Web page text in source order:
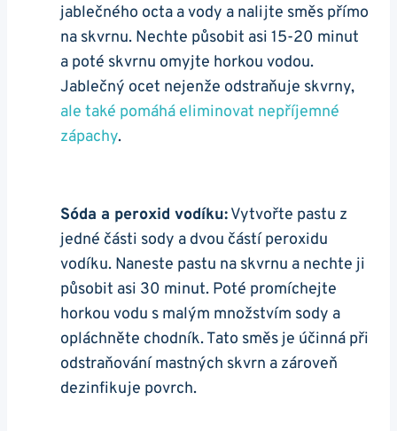
jablečného octa a vody a nalijte směs přímo
na skvrnu. Nechte působit asi 15-20 minut
a‌ poté skvrnu omyjte horkou vodou.
⁢Jablečný ocet nejenže odstraňuje‍ skvrny,
ale také ​pomáhá eliminovat nepříjemné
zápachy.
Sóda a ‍peroxid vodíku:Vytvořte pastu z
jedné části sody a dvou částí peroxidu
vodíku. Naneste pastu na‍ skvrnu ‍a nechte ji
působit asi 30 minut. Poté ⁢promíchejte
horkou vodu s ⁣malým množstvím sody⁢ a
opláchněte chodník. Tato směs je účinná při
odstraňování mastných skvrn ‌a zároveň
‍dezinfikuje povrch.